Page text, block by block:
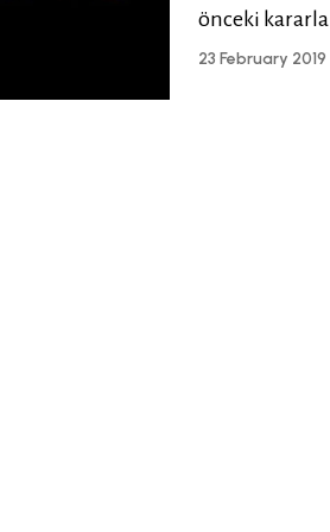
önceki
23 February 2019